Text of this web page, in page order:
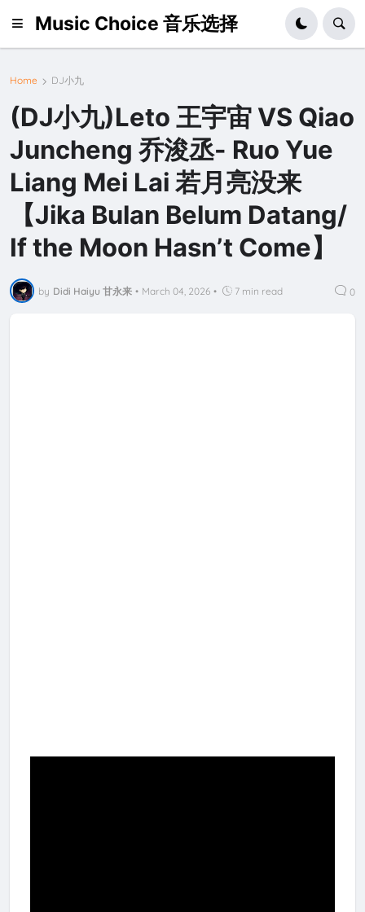
Music Choice 音乐选择
Home DJ小九
(DJ小九)Leto 王宇宙 VS Qiao
Juncheng 乔浚丞- Ruo Yue
Liang Mei Lai 若月亮没来
【Jika Bulan Belum Datang/
If the Moon Hasn’t Come】
by Didi Haiyu 甘永来 • March 04, 2026 • 7 min read 0